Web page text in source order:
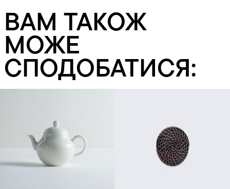
ВАМ ТАКОЖ
МОЖЕ
СПОДОБАТИСЯ:
Додати в кошик Додати в кошик